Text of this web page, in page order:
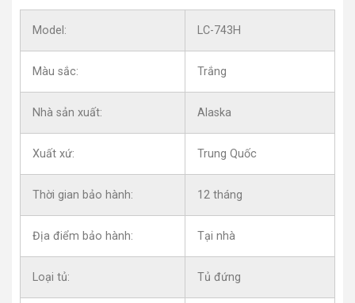
Model: LC-743H
Màu sắc: Trắng
Nhà sản xuất: Alaska
Xuất xứ: Trung Quốc
Thời gian bảo hành: 12 tháng
Địa điểm bảo hành: Tại nhà
Loại tủ: Tủ đứng